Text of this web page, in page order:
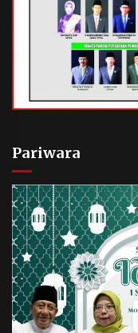
Pariwara